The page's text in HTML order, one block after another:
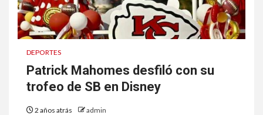
DEPORTES
Patrick Mahomes desfiló con su
trofeo de SB en Disney
2 años atrás admin